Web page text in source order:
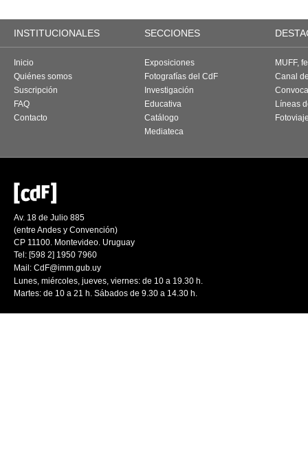
INSTITUCIONALES SECCIONES
Inicio
Quiénes somos
Suscripción
FAQ
Contacto
Exposiciones
Fotografías del CdF
Investigación
Educativa
Catálogo
Mediateca
MUFF,
Canal
Líneas
Av. 18 de Julio 885
(entre Andes y Convención)
CP 11100. Montevideo. Uruguay
Tel: [598 2] 1950 7960
Mail: CdF@imm.gub.uy
Lunes, miércoles, jueves, viernes: de 10 a 19.30 h.
Martes: de 10 a 21 h. Sábados de 9.30 a 14.30 h.